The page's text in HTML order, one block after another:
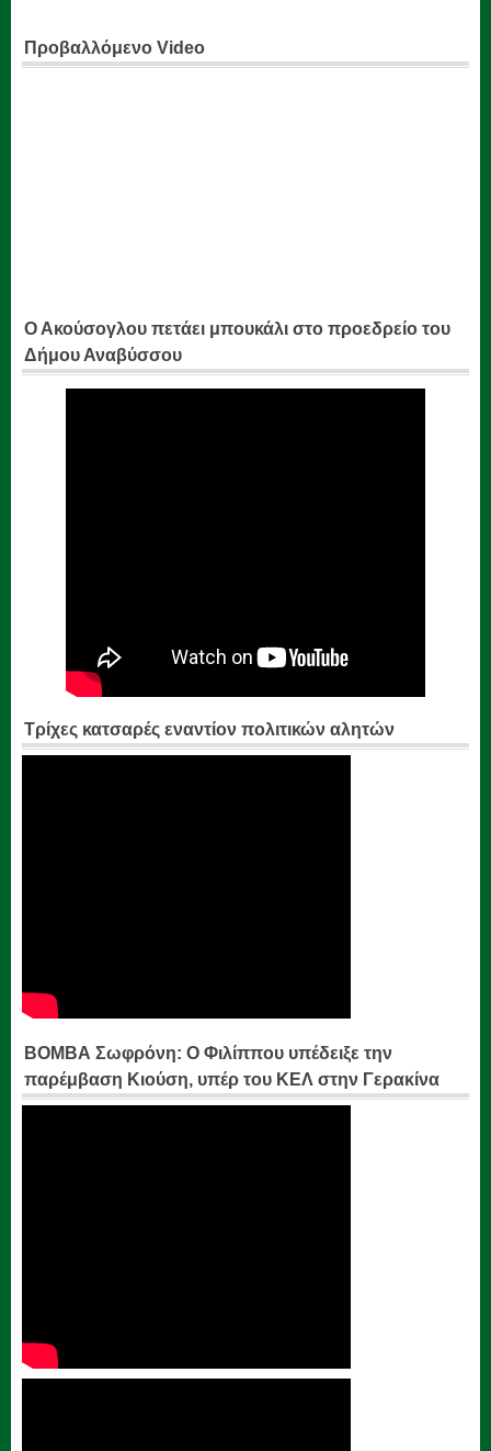
Προβαλλόμενο Video
Ο Ακούσογλου πετάει μπουκάλι στο προεδρείο του
Δήμου Αναβύσσου
Τρίχες κατσαρές εναντίον πολιτικών αλητών
ΒΟΜΒΑ Σωφρόνη: Ο Φιλίππου υπέδειξε την
παρέμβαση Κιούση, υπέρ του ΚΕΛ στην Γερακίνα